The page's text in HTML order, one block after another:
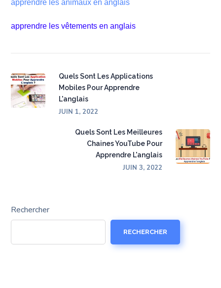
apprendre les animaux en anglais
apprendre les vêtements en anglais
Quels Sont Les Applications
Mobiles Pour Apprendre
L'anglais
JUIN 1, 2022
Quels Sont Les Meilleures
Chaines YouTube Pour
Apprendre L'anglais
JUIN 3, 2022
Rechercher
RECHERCHER